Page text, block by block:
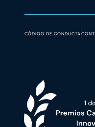
CÓDIGO DE CONDUCTA